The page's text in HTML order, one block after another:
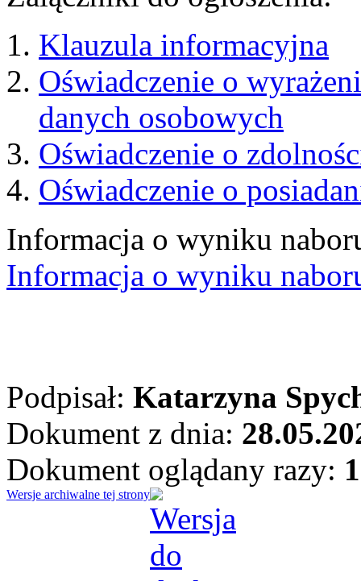
Klauzula informacyjna
Oświadczenie o
danych osobowych
Oświadczenie o
Oświadczenie o
Informacja o wyniku
Informacja o wyniku
Podpisał: Katarzyna
Dokument z dnia:
Dokument oglądany razy:
Wersje archiwalne tej strony